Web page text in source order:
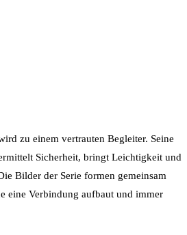
zu einem vertrauten Begleiter. Seine
Sicherheit, bringt Leichtigkeit und
Bilder der Serie formen gemeinsam
eine Verbindung aufbaut und immer